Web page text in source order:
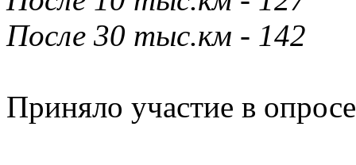
После 30 тыс.км - 142
Приняло участие в